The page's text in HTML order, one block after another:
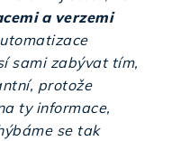
a verzemi
sami zabývat tím,
protože
ty informace,
se tak